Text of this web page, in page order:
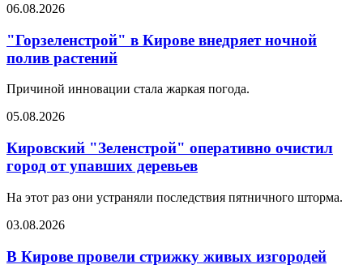
06.08.2026
"Горзеленстрой" в Кирове внедряет ночной
полив растений
Причиной инновации стала жаркая погода.
05.08.2026
Кировский "Зеленстрой" оперативно очистил
город от упавших деревьев
На этот раз они устраняли последствия пятничного шторма.
03.08.2026
В Кирове провели стрижку живых изгородей